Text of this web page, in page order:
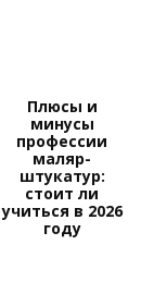
Плюсы и
минусы
профессии
маляр-
штукатур:
стоит ли
учиться в 2026
году